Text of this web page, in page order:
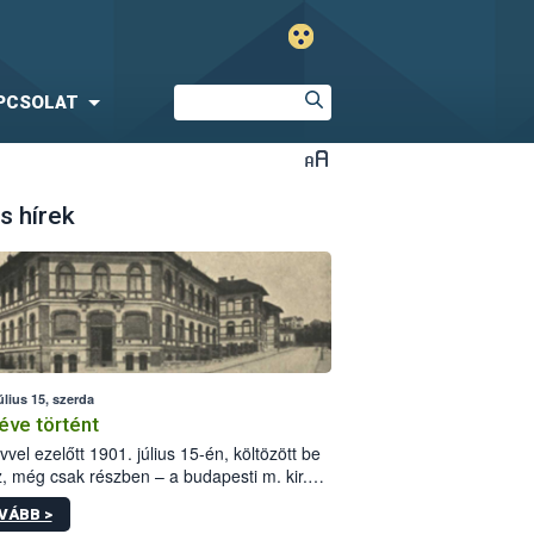
hírek
15, szerda
történt
ezelőtt 1901. július 15-én, költözött be
még csak részben – a budapesti m. kir.
állomás a Kis Rókus utca
alatti, Czigler Győző által tervezett új
>